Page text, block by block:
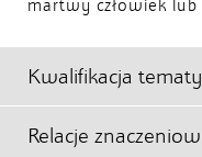
martwy człowiek lub
Kwalifikacja
Relacje